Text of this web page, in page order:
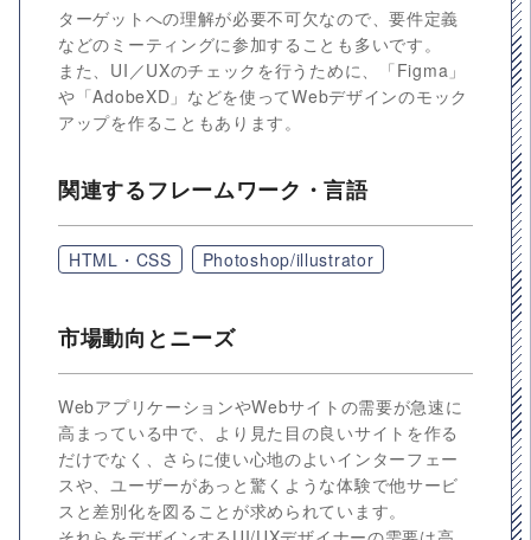
ターゲットへの理解が必要不可欠なので、要件定義
などのミーティングに参加することも多いです。
また、UI／UXのチェックを行うために、「Figma」
や「AdobeXD」などを使ってWebデザインのモック
アップを作ることもあります。
関連するフレームワーク・言語
HTML・CSS Photoshop/illustrator
市場動向とニーズ
WebアプリケーションやWebサイトの需要が急速に
高まっている中で、より見た目の良いサイトを作る
だけでなく、さらに使い心地のよいインターフェー
スや、ユーザーがあっと驚くような体験で他サービ
スと差別化を図ることが求められています。